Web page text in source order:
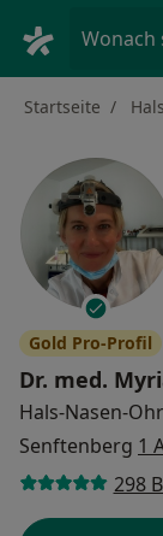
Wonach
Startseite
Gold Pro-Profil
Dr. med.
Hals-Nasen-
Senftenberg 1
298